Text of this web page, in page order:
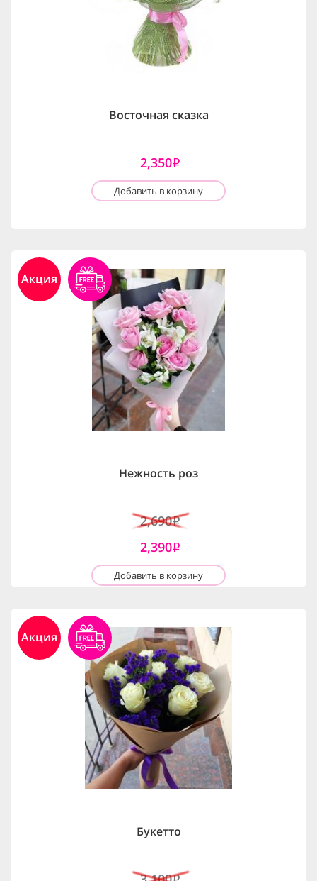
Восточная сказка
2,350i
Добавить в корзину
Акция
Нежность роз
2,690i
2,390i
Добавить в корзину
Акция
Букетто